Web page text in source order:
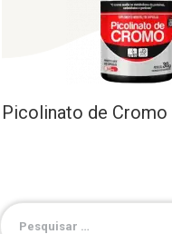
Picolinato de Cromo